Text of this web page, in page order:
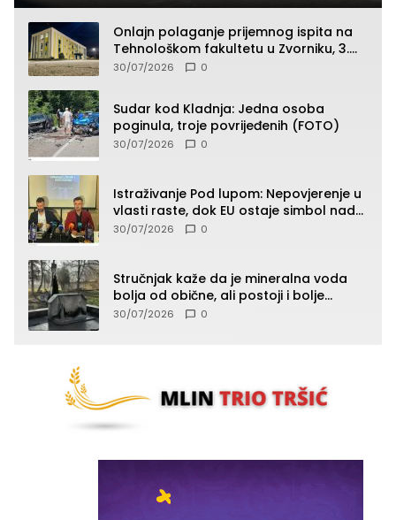
Onlajn polaganje prijemnog ispita na
Tehnološkom fakultetu u Zvorniku, 3.
septembra u 9.00 časova
30/07/2026 0
Sudar kod Kladnja: Jedna osoba
poginula, troje povrijeđenih (FOTO)
30/07/2026 0
Istraživanje Pod lupom: Nepovjerenje u
vlasti raste, dok EU ostaje simbol nade
građana
30/07/2026 0
Stručnjak kaže da je mineralna voda
bolja od obične, ali postoji i bolje
rješenje
30/07/2026 0